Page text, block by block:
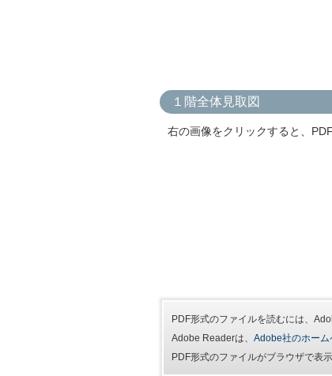
１階全体見取図
右の画像をクリックすると、
PDF形式のファイルを読むには、
Adobe Readerは、 Adobe社のホーム
PDF形式のファイルがブラウザで表